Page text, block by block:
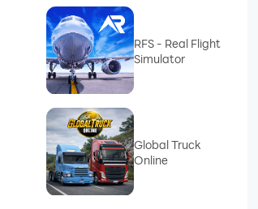
RFS - Real Flight
Simulator
Global Truck
Online